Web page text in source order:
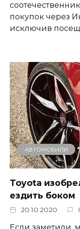
покупок через
исключив
АВТОМОБИЛИ
Toyota
ездить боком
20.10.2020